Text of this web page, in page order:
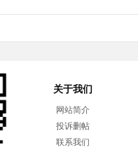
关于我们
网站简介
投诉删帖
联系我们